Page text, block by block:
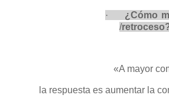
·
¿Cómo
/
«A mayor
la respuesta es aumentar la